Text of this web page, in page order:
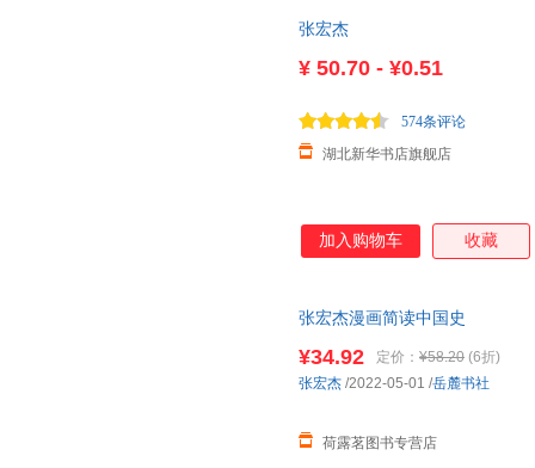
个集政治家、学者、诗人、旅
张宏杰
¥ 50.70 - ¥0.51
湖北新华书店旗舰店
574条评论
加入购物车 收藏
张宏杰漫画简读中国史
¥34.92 定价： ¥58.20 (6折)
荷露茗图书专营店
张宏杰 /2022-05-01 /岳麓书社